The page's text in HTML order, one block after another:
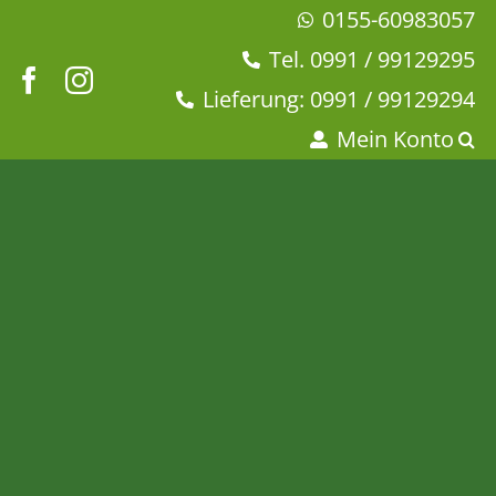
springen
0155-60983057
Tel. 0991 / 99129295
Lieferung: 0991 / 99129294
Mein Konto